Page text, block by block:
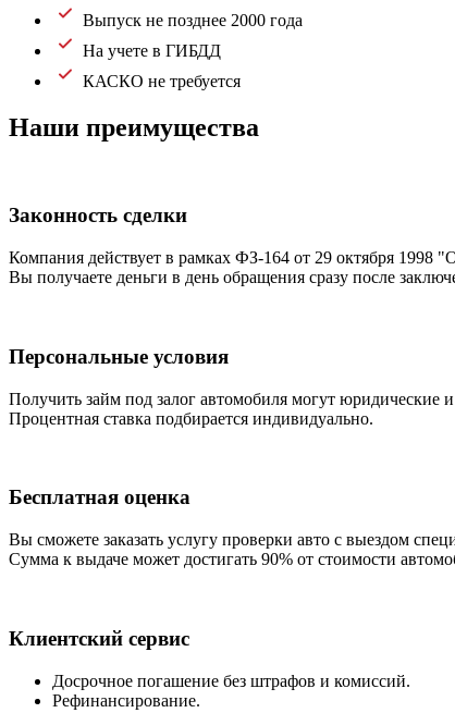
Выпуск не позднее 2000 года
На учете в ГИБДД
КАСКО не требуется
Наши преимущества
Законность сделки
Компания действует в рамках ФЗ-164 от 29 октября 1998
Вы получаете деньги в день обращения сразу после
Персональные условия
Получить займ под залог автомобиля могут юридические
Процентная ставка подбирается индивидуально.
Бесплатная оценка
Вы сможете заказать услугу проверки авто с выездом
Сумма к выдаче может достигать 90% от стоимости
Клиентский сервис
Досрочное погашение без штрафов и комиссий.
Рефинансирование.